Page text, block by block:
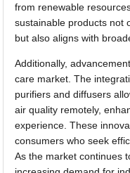
from renewable
sustainable products not
but also aligns with
Additionally,
care market. The
purifiers and diffusers
air quality remotely,
experience. These
consumers who seek
As the market continues